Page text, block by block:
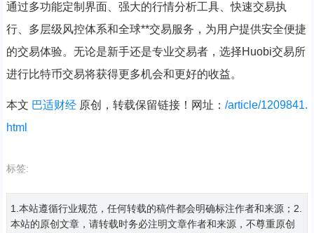
通过多功能定制界面、强大的行情分析工具、快速交易执
行、多层级风控体系和全球**交易服务，为用户提供安全便捷
的交易体验。无论是新手还是专业交易者，选择Huobi交易所
进行比特币交易将获得更多机会和更好的收益。
本文 巴适财经原创，转载保留链接！网址： /article/1209841.
html
标签:
1.本站遵循行业规范，任何转载的稿件都会明确标注作者和来源；2.
本站的原创文章，请转载时务必注明文章作者和来源，不尊重原创